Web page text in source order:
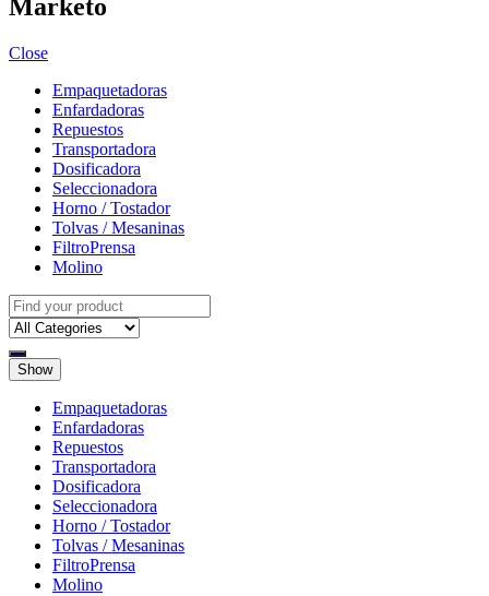
Marketo
Close
Empaquetadoras
Enfardadoras
Repuestos
Transportadora
Dosificadora
Seleccionadora
Horno / Tostador
Tolvas / Mesaninas
FiltroPrensa
Molino
Show
Empaquetadoras
Enfardadoras
Repuestos
Transportadora
Dosificadora
Seleccionadora
Horno / Tostador
Tolvas / Mesaninas
FiltroPrensa
Molino